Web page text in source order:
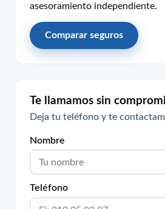
asesoramiento independiente.
Comparar seguros
Te llamamos sin
Deja tu teléfono y te
Nombre
Teléfono